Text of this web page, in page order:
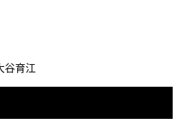
谷育江